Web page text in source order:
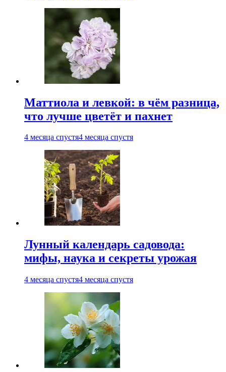
Маттиола и левкой: в чём разница,
что лучше цветёт и пахнет
4 месяца спустя4 месяца спустя
Лунный календарь садовода:
мифы, наука и секреты урожая
4 месяца спустя4 месяца спустя